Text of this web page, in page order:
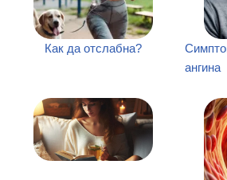
Как да отслабна?
ангина